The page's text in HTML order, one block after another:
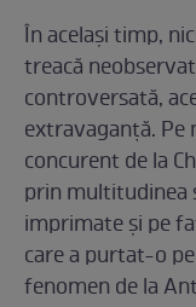
În același timp,
treacă
controversată,
extravaganță. Pe
concurent de la
prin multitudinea
imprimate și pe
care a purtat-o
fenomen de la